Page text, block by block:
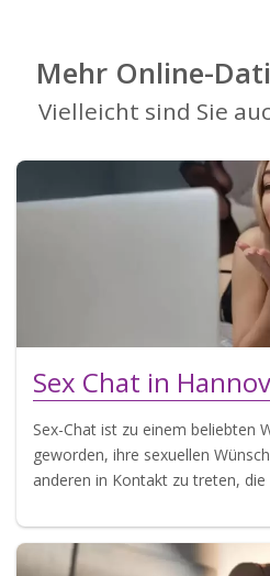
Mehr Online-
Vielleicht sind Sie
Sex Chat in
Sex-Chat ist zu einem beliebten
geworden, ihre sexuellen
anderen in Kontakt zu treten,